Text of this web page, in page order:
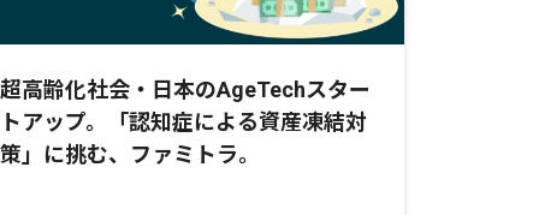
超高齢化社会・日本のAgeTechスター
トアップ。「認知症による資産凍結対
策」に挑む、ファミトラ。